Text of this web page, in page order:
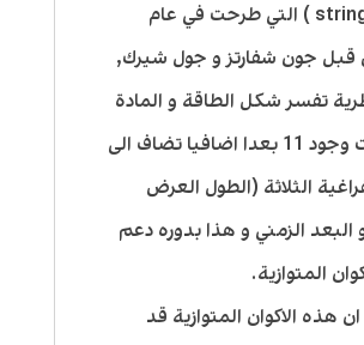
string theory ) التي طرحت في عام
من قبل جون شفارتز و جول شيرك,
تفسر شكل الطاقة و المادة
و افترضت وجود 11 بعدا اضافيا تضاف الى
الثلاثة (الطول العرض
و البعد الزمني و هذا بدوره دعم
المتوازية.
هذه الاكوان المتوازية قد